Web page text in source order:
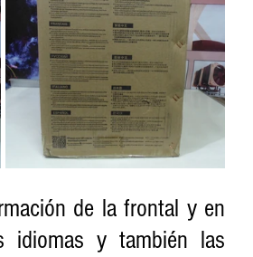
de la frontal y en
idiomas y también las